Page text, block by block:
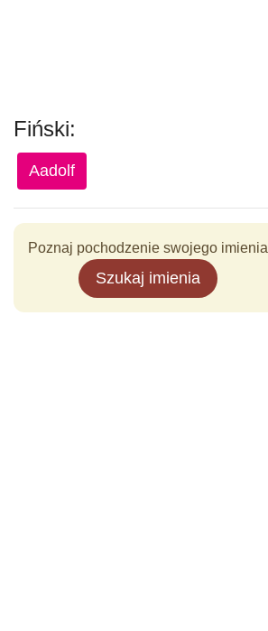
Fiński:
Aadolf
Poznaj pochodzenie swojego imienia
Szukaj imienia